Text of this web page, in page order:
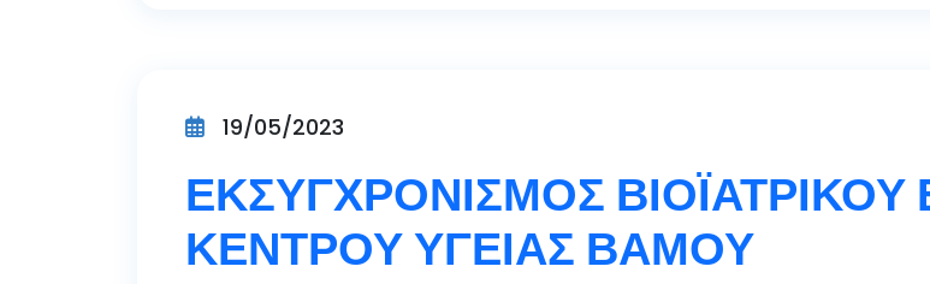
19/05/2023
ΕΚΣΥΓΧΡΟΝΙΣΜΟΣ
ΚΕΝΤΡΟΥ ΥΓΕΙΑΣ ΒΑΜΟΥ